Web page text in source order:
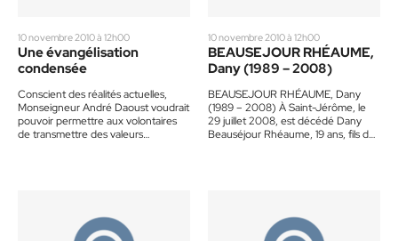
10 novembre 2010 à 12h00
Une évangélisation
condensée
Conscient des réalités actuelles,
Monseigneur André Daoust voudrait
pouvoir permettre aux volontaires
de transmettre des valeurs
10 novembre 2010 à 12h00
BEAUSEJOUR RHÉAUME,
Dany (1989 – 2008)
BEAUSEJOUR RHÉAUME, Dany
(1989 – 2008) À Saint-Jérôme, le
29 juillet 2008, est décédé Dany
Beauséjour Rhéaume, 19 ans, fils de